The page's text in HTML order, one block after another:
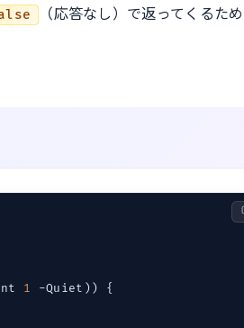
（応答なし）で返ってくるた
1 -Quiet)) {